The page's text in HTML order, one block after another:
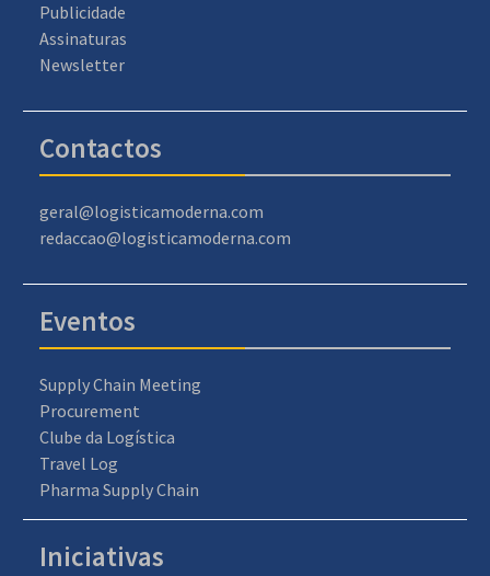
Publicidade
Assinaturas
Newsletter
Contactos
geral@logisticamoderna.com
redaccao@logisticamoderna.com
Eventos
Supply Chain Meeting
Procurement
Clube da Logística
Travel Log
Pharma Supply Chain
Iniciativas